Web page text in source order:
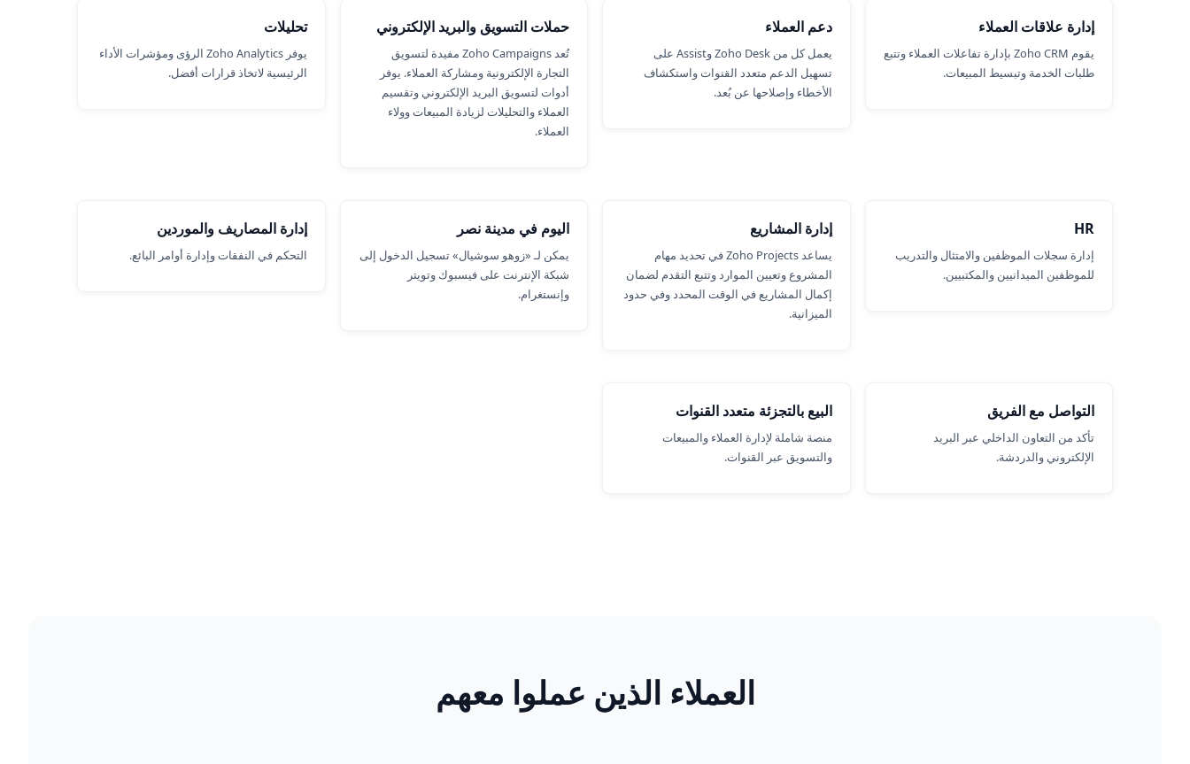
إدارة علاقات العملاء
يقوم Zoho CRM بإدارة تفاعلات العملاء وتتبع
طلبات الخدمة وتبسيط المبيعات.
دعم العملاء
يعمل كل من Zoho Desk وAssist على
تسهيل الدعم متعدد القنوات واستكشاف
الأخطاء وإصلاحها عن بُعد.
حملات التسويق والبريد الإلكتروني
تُعد Zoho Campaigns مفيدة لتسويق
التجارة الإلكترونية ومشاركة العملاء. يوفر
أدوات لتسويق البريد الإلكتروني وتقسيم
العملاء والتحليلات لزيادة المبيعات وولاء
العملاء.
تحليلات
يوفر Zoho Analytics الرؤى ومؤشرات الأداء
الرئيسية لاتخاذ قرارات أفضل.
HR
إدارة سجلات الموظفين والامتثال والتدريب
للموظفين الميدانيين والمكتبيين.
إدارة المشاريع
يساعد Zoho Projects في تحديد مهام
المشروع وتعيين الموارد وتتبع التقدم لضمان
إكمال المشاريع في الوقت المحدد وفي حدود
الميزانية.
اليوم في مدينة نصر
يمكن لـ «زوهو سوشيال» تسجيل الدخول إلى
شبكة الإنترنت على فيسبوك وتويتر
وإنستغرام.
إدارة المصاريف والموردين
التحكم في النفقات وإدارة أوامر البائع.
التواصل مع الفريق
تأكد من التعاون الداخلي عبر البريد
الإلكتروني والدردشة.
البيع بالتجزئة متعدد القنوات
منصة شاملة لإدارة العملاء والمبيعات
والتسويق عبر القنوات.
العملاء الذين عملوا معهم